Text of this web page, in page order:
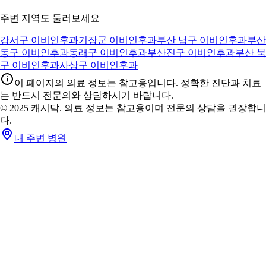
주변 지역도 둘러보세요
강서구 이비인후과기장군 이비인후과부산 남구 이비인후과부산
동구 이비인후과동래구 이비인후과부산진구 이비인후과부산 북
구 이비인후과사상구 이비인후과
이 페이지의 의료 정보는 참고용입니다. 정확한 진단과 치료
는 반드시 전문의와 상담하시기 바랍니다.
© 2025 캐시닥. 의료 정보는 참고용이며 전문의 상담을 권장합니
다.
내 주변 병원